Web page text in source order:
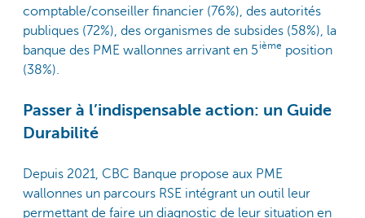
comptable/conseiller financier (76%), des autorités
publiques (72%), des organismes de subsides (58%), la
banque des PME wallonnes arrivant en 5 ième position
(38%).
Passer à l’indispensable action: un Guide
Durabilité
Depuis 2021, CBC Banque propose aux PME
wallonnes un parcours RSE intégrant un outil leur
permettant de faire un diagnostic de leur situation en